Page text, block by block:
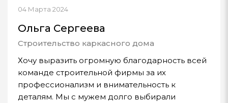
04 Марта 2024
Ольга Сергеева
Строительство каркасного дома
Хочу выразить огромную благодарность всей
команде строительной фирмы за их
профессионализм и внимательность к
деталям. Мы с мужем долго выбирали